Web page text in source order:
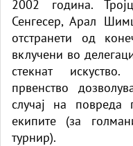
2002 година.
Сенгесер, Арал
отстранети од
вклучени во
стекнат
првенство
случај на повреда
екипите (за
турнир).